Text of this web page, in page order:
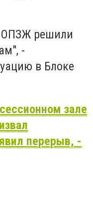
ОПЗЖ решили
-
в Блоке
зале
перерыв, -